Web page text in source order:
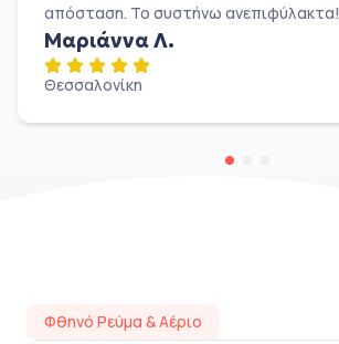
απόσταση. Το συστήνω ανεπιφύλακτα!
Μαριάννα Λ.
Θεσσαλονίκη
Φθηνό Ρεύμα & Αέριο